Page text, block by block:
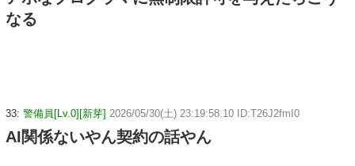
なる
33: 警備員[Lv.0][新芽] 2026/05/30(土) 23:19:58.10 ID:T26J2fmI0
AI関係ないやん契約の話やん